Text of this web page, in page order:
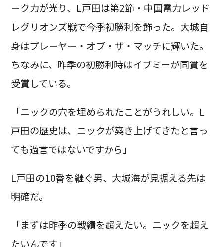
ーク力が光り、L戸田は第2節・中国電力レッド
レグリオンズ戦で今季初勝利を飾った。大城自
身はプレーヤー・オブ・ザ・マッチに輝いた。
ちなみに、昨季の初勝利時はイブミーが同賞を
受賞している。
「ニックの穴を埋められたことがうれしい。L
戸田の歴史は、ニックが築き上げてきたと言っ
ても過言ではないですから」
L戸田の10番を継ぐ男、大城海が見据える先は
明確だ。
「まずは昨季の戦績を超えたい。ニックを超え
たいんです」